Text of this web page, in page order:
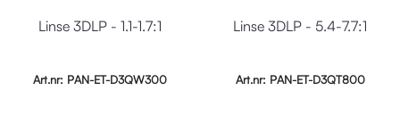
Linse 3DLP - 1.1-1.7:1
Art.nr: PAN-ET-D3QW300
Linse 3DLP - 5.4-7.7:1
Art.nr: PAN-ET-D3QT800